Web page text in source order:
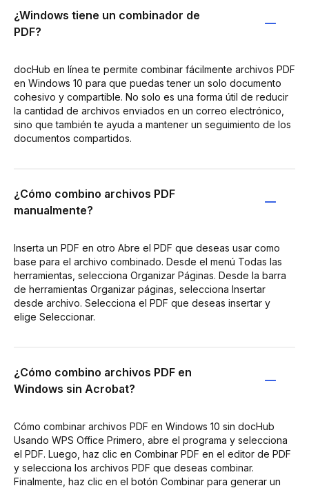
¿Windows tiene un combinador de
PDF?
docHub en línea te permite combinar fácilmente archivos PDF
en Windows 10 para que puedas tener un solo documento
cohesivo y compartible. No solo es una forma útil de reducir
la cantidad de archivos enviados en un correo electrónico,
sino que también te ayuda a mantener un seguimiento de los
documentos compartidos.
¿Cómo combino archivos PDF
manualmente?
Inserta un PDF en otro Abre el PDF que deseas usar como
base para el archivo combinado. Desde el menú Todas las
herramientas, selecciona Organizar Páginas. Desde la barra
de herramientas Organizar páginas, selecciona Insertar
desde archivo. Selecciona el PDF que deseas insertar y
elige Seleccionar.
¿Cómo combino archivos PDF en
Windows sin Acrobat?
Cómo combinar archivos PDF en Windows 10 sin docHub
Usando WPS Office Primero, abre el programa y selecciona
el PDF. Luego, haz clic en Combinar PDF en el editor de PDF
y selecciona los archivos PDF que deseas combinar.
Finalmente, haz clic en el botón Combinar para generar un